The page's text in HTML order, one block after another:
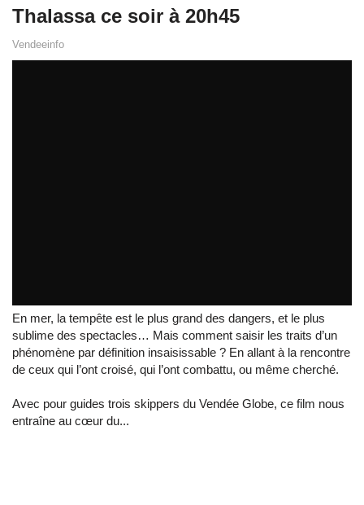
Thalassa ce soir à 20h45
Vendeeinfo
En mer, la tempête est le plus grand des dangers, et le plus
sublime des spectacles… Mais comment saisir les traits d’un
phénomène par définition insaisissable ? En allant à la rencontre
de ceux qui l’ont croisé, qui l’ont combattu, ou même cherché.
Avec pour guides trois skippers du Vendée Globe, ce film nous
entraîne au cœur du...